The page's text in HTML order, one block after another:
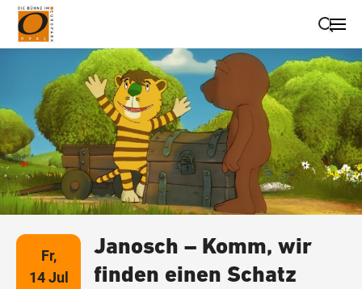
Suche schließen
Wegbeschreibung erhalten
Fr,
14 Jul
Janosch – Komm, wir
finden einen Schatz